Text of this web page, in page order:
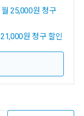
월 25,000원 청구
원 청구 할인